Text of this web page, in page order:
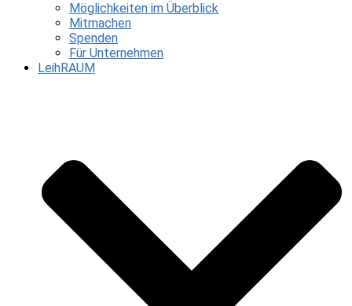
Möglichkeiten im Überblick
Mitmachen
Spenden
Für Unternehmen
LeihRAUM